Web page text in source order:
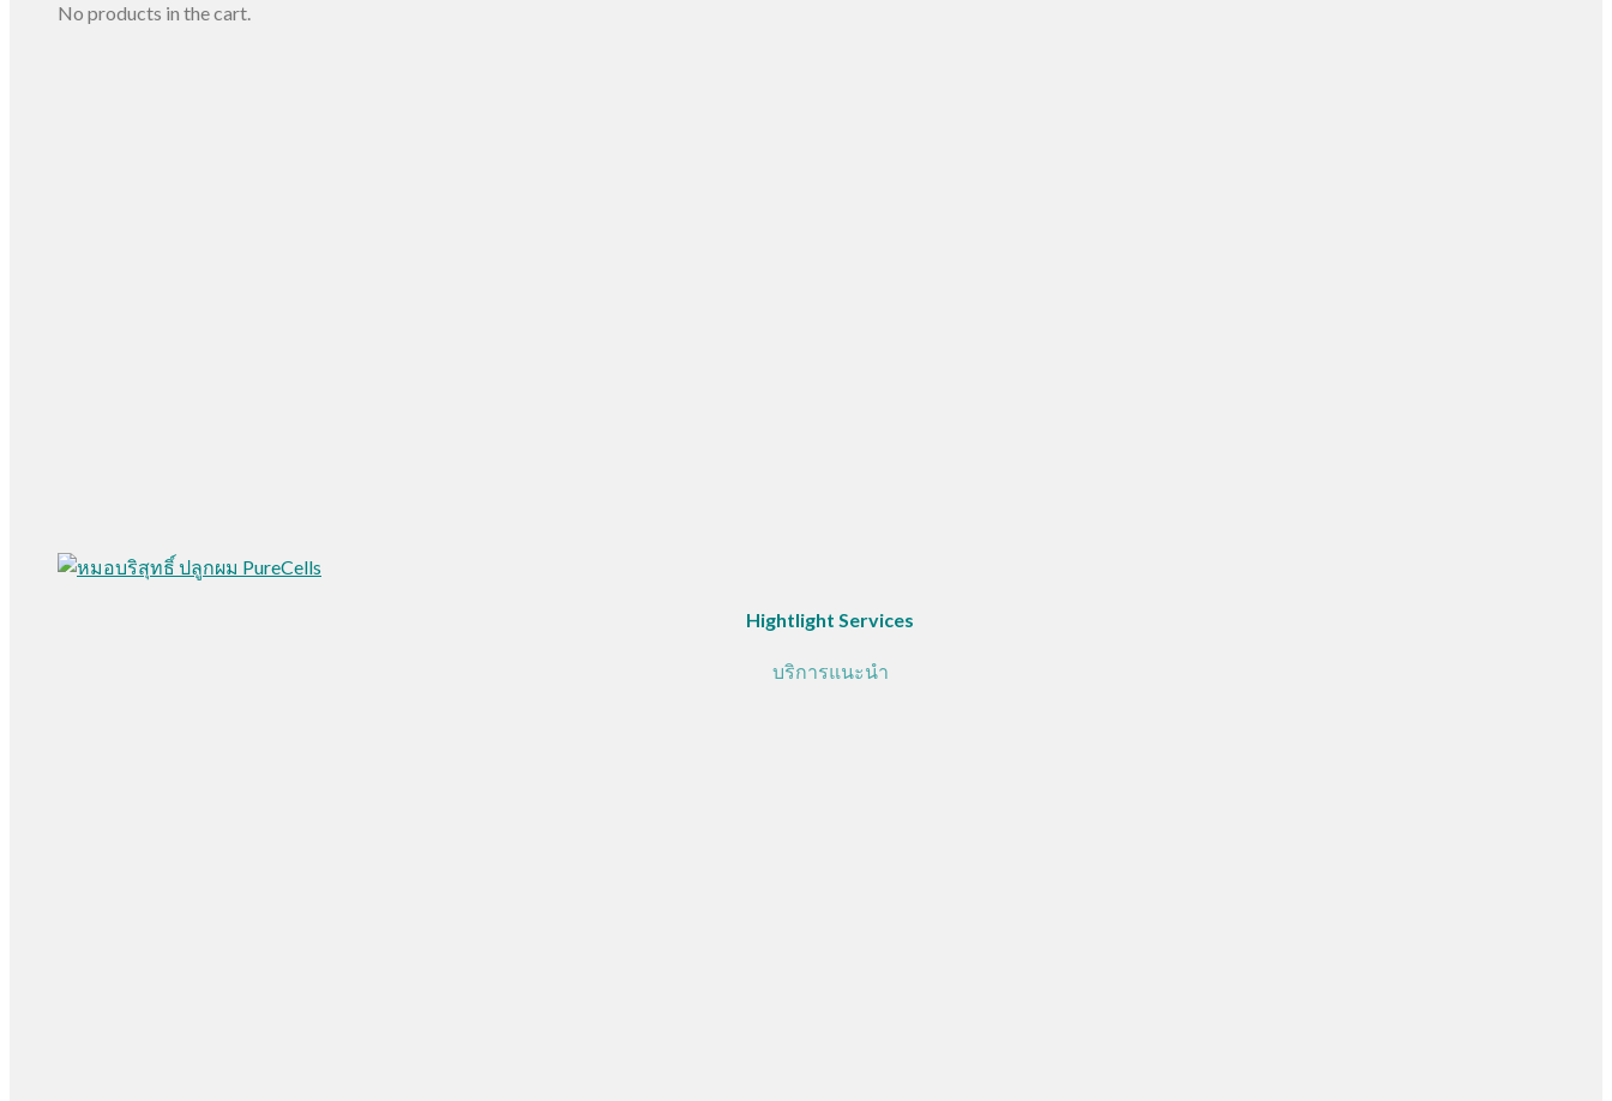
No products in the cart.
Hightlight Services
บริการแนะนำ